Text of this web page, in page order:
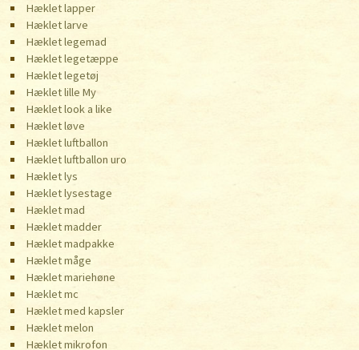
Hæklet lapper
Hæklet larve
Hæklet legemad
Hæklet legetæppe
Hæklet legetøj
Hæklet lille My
Hæklet look a like
Hæklet løve
Hæklet luftballon
Hæklet luftballon uro
Hæklet lys
Hæklet lysestage
Hæklet mad
Hæklet madder
Hæklet madpakke
Hæklet måge
Hæklet mariehøne
Hæklet mc
Hæklet med kapsler
Hæklet melon
Hæklet mikrofon